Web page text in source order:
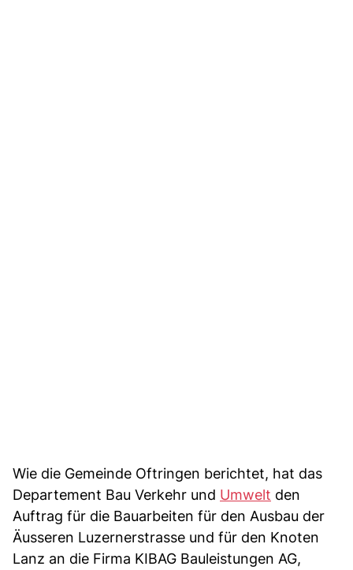
Wie die Gemeinde Oftringen berichtet, hat das
Departement Bau Verkehr und Umwelt den
Auftrag für die Bauarbeiten für den Ausbau der
Äusseren Luzernerstrasse und für den Knoten
Lanz an die Firma KIBAG Bauleistungen AG,